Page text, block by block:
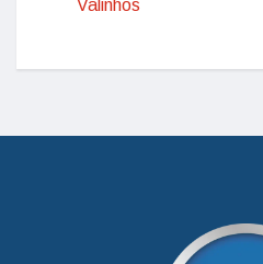
Valinhos